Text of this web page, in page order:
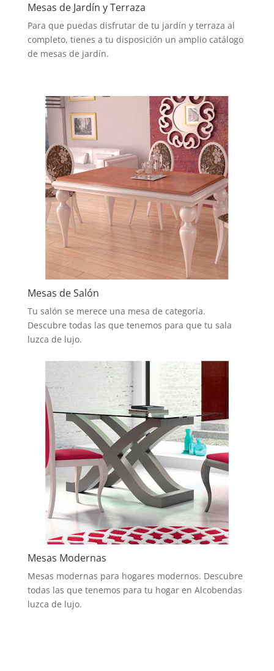
Mesas de Jardín y Terraza
Para que puedas disfrutar de tu jardín y terraza al
completo, tienes a tu disposición un amplio catálogo
de mesas de jardín.
Mesas de Salón
Tu salón se merece una mesa de categoría.
Descubre todas las que tenemos para que tu sala
luzca de lujo.
Mesas Modernas
Mesas modernas para hogares modernos. Descubre
todas las que tenemos para tu hogar en Alcobendas
luzca de lujo.